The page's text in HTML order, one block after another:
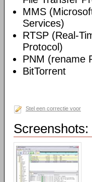
MMS
Services)
RTSP (Real-
Protocol)
PNM (rename
BitTorrent
Stel een correctie voor
Screenshots: